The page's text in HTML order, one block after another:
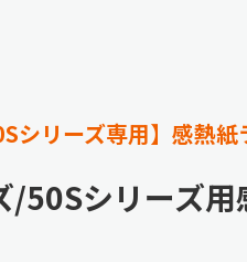
シリーズ専用】感熱紙
/50Sシリーズ用